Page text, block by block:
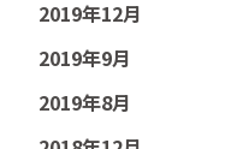
2019年12月
2019年9月
2019年8月